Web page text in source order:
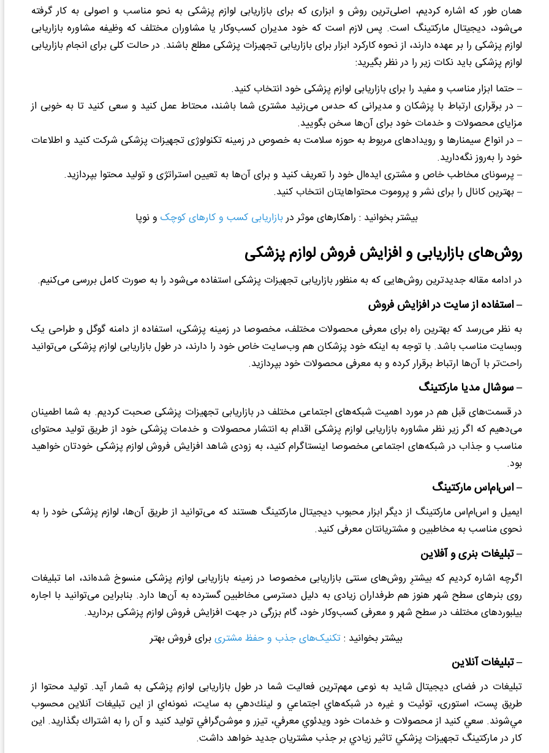
همان طور که اشاره کردیم، اصلی‌ترین روش و ابزاری که برای بازاریابی لوازم پزشکی به نحو مناسب و اصولی به کار گرفته
می‌شود، دیجیتال مارکتینگ است. پس لازم است که خود مدیران کسب‌وکار یا مشاوران مختلف که وظیفه مشاوره بازاریابی
لوازم پزشکی را بر عهده دارند، از نحوه کارکرد ابزار برای بازاریابی تجهیزات پزشکی مطلع باشند. در حالت کلی برای انجام بازاریابی
لوازم پزشکی باید نکات زیر را در نظر بگیرید:
– حتما ابزار مناسب و مفید را برای بازاریابی لوازم پزشکی خود انتخاب کنید.
– در برقراری ارتباط با پزشکان و مدیرانی که حدس می‌زنید مشتری شما باشند، محتاط عمل کنید و سعی کنید تا به خوبی از
مزایای محصولات و خدمات خود برای آن‌ها سخن بگویید.
– در انواع سیمنارها و رویدادهای مربوط به حوزه سلامت به خصوص در زمینه تکنولوژی تجهیزات پزشکی شرکت کنید و اطلاعات
خود را به‌روز نگه‌دارید.
– پرسونای مخاطب خاص و مشتری ایده‌ال خود را تعریف کنید و برای آن‌ها به تعیین استراتژی و تولید محتوا بپردازید.
– بهترین کانال را برای نشر و پروموت محتواهایتان انتخاب کنید.
بیشتر بخوانید : راهکارهای موثر دربازاریابی کسب و کارهای کوچک و نوپا
روش‌های بازاریابی و افزایش فروش لوازم پزشکی
در ادامه مقاله جدیدترین روش‌هایی که به منظور بازاریابی تجهیزات پزشکی استفاده می‌شود را به صورت کامل بررسی می‌کنیم.
– استفاده از سایت در افزایش فروش
به نظر می‌رسد که بهترین راه برای معرفی محصولات مختلف، مخصوصا در زمینه پزشکی، استفاده از دامنه گوگل و طراحی یک
وبسایت مناسب باشد. با توجه به اینکه خود پزشکان هم وب‌سایت خاص خود را دارند، در طول بازاریابی لوازم پزشکی می‌توانید
راحت‌تر با آن‌ها ارتباط برقرار کرده و به معرفی محصولات خود بپردازید.
– سوشال مدیا مارکتینگ
در قسمت‌های قبل هم در مورد اهمیت شبکه‌های اجتماعی مختلف در بازاریابی تجهیزات پزشکی صحبت کردیم. به شما اطمینان
می‌دهیم که اگر زیر نظر مشاوره بازاریابی لوازم پزشکی اقدام به انتشار محصولات و خدمات پزشکی خود از طریق تولید محتوای
مناسب و جذاب در شبکه‌های اجتماعی مخصوصا اینستاگرام کنید، به زودی شاهد افزایش فروش لوازم پزشکی خودتان خواهید
بود.
– اس‌ام‌اس مارکتینگ
ایمیل و اس‌ام‌اس مارکتینگ از دیگر ابزار محبوب دیجیتال مارکتینگ هستند که می‌توانید از طریق آن‌ها، لوازم پزشکی خود را به
نحوی مناسب به مخاطبین و مشتریانتان معرفی کنید.
– تبلیغات بنری و آفلاین
اگرچه اشاره کردیم که بیشترِ روش‌های سنتی بازاریابی مخصوصا در زمینه بازاریابی لوازم پزشکی منسوخ شده‌اند، اما تبلیغات
روی بنرهای سطح شهر هنوز هم طرفداران زیادی به دلیل دسترسی مخاطبین گسترده به آن‌ها دارد. بنابراین می‌توانید با اجاره
بیلبوردهای مختلف در سطح شهر و معرفی کسب‌وکار خود، گام بزرگی در جهت افزایش فروش لوازم پزشکی بردارید.
بیشتر بخوانید :تکنیک‌های جذب و حفظ مشتریبرای فروش بهتر
– تبلیغات آنلاین
تبلیغات در فضای دیجیتال شاید به نوعی مهم‌ترین فعالیت شما در طول بازاریابی لوازم پزشکی به شمار آید. تولید محتوا از
طریق پست، استوری، توئیت و غیره در شبکه‌هاي اجتماعي و لينك‌دهي به سايت، نمونه‌اي از اين تبليغات آنلاين محسوب
مي‌شوند. سعي كنيد از محصولات و خدمات خود ويدئوي معرفي، تيزر و موشن‌گرافي توليد کنيد و آن را به اشتراك بگذاريد. اين
كار در ماركتينگ تجهيزات پزشكي تاثير زيادي بر جذب مشتريان جديد خواهد داشت.